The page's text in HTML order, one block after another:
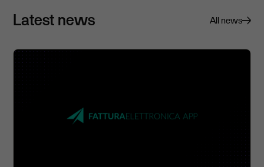
Latest news All news